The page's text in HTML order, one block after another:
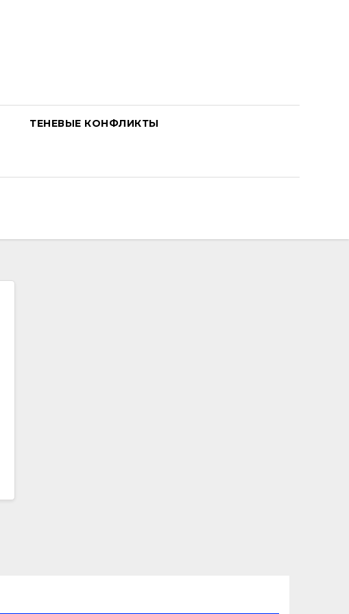
ТЕНЕВЫЕ КОНФЛИКТЫ